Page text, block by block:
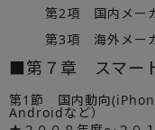
第2項 国内メー
第3項 海外メー
■第７章 スマー
第1節 国内動向
Androidなど）